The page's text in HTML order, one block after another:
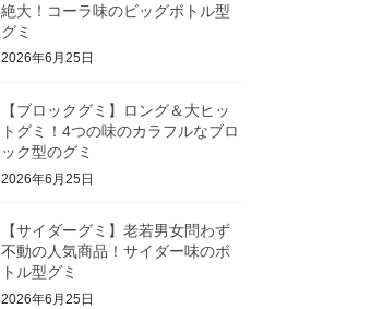
絶大！コーラ味のビッグボトル型
グミ
2026年6月25日
【ブロックグミ】ロング＆大ヒッ
トグミ！4つの味のカラフルなブロ
ック型のグミ
2026年6月25日
【サイダーグミ】老若男女問わず
不動の人気商品！サイダー味のボ
トル型グミ
2026年6月25日